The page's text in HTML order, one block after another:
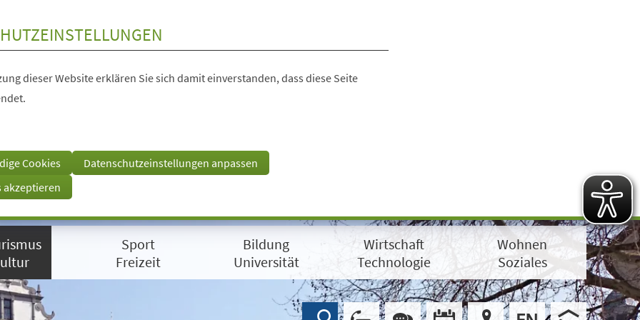
dieser Website erklären Sie sich damit einverstanden, dass diese Seite
Cookies
Datenschutzeinstellungen anpassen
akzeptieren
Sport
Freizeit
Bildung
Universität
Wirtschaft
Technologie
Wohnen
Soziales